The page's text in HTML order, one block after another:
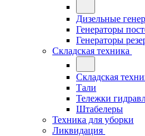
Дизельные
Генераторы
Генераторы
Складская техника
Складская
Тали
Тележки
Штабелеры
Техника для уборки
Ликвидация